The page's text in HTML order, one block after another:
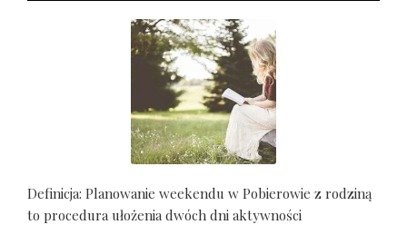
Definicja: Planowanie weekendu w Pobierowie z rodziną
to procedura ułożenia dwóch dni aktywności